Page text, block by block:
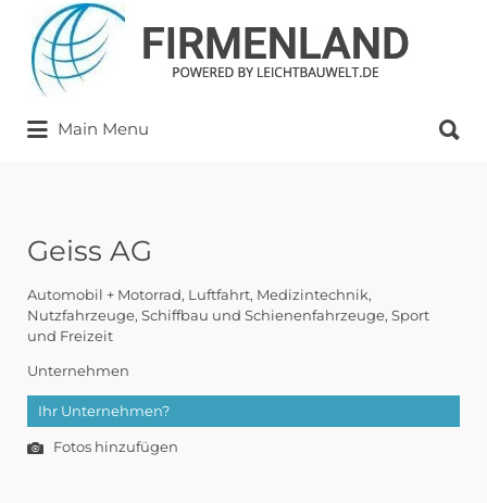
Suchen
nach:
Main Menu
nach:
Geiss AG
Automobil + Motorrad Luftfahrt Medizintechnik
Nutzfahrzeuge Schiffbau und Schienenfahrzeuge Sport
und Freizeit
Unternehmen
Ihr Unternehmen?
Fotos hinzufügen